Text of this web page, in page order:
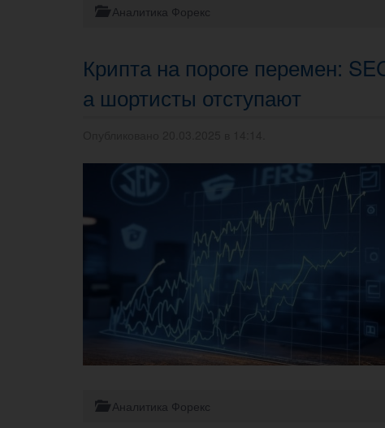
Аналитика Форекс
Крипта на пороге перемен:
а шортисты отступают
Аналитика Форекс